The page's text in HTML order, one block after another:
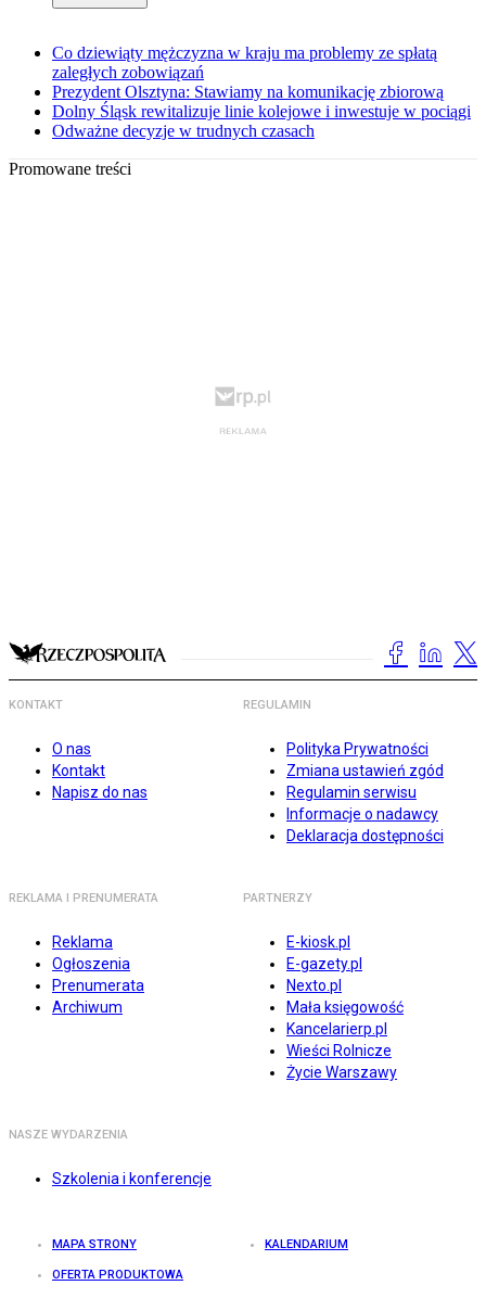
Co dziewiąty mężczyzna w kraju ma problemy ze spłatą
zaległych zobowiązań
Prezydent Olsztyna: Stawiamy na komunikację zbiorową
Dolny Śląsk rewitalizuje linie kolejowe i inwestuje w pociągi
Odważne decyzje w trudnych czasach
Promowane treści
KONTAKT
O nas
Kontakt
Napisz do nas
REGULAMIN
Polityka Prywatności
Zmiana ustawień zgód
Regulamin serwisu
Informacje o nadawcy
Deklaracja dostępności
REKLAMA I PRENUMERATA
Reklama
Ogłoszenia
Prenumerata
Archiwum
PARTNERZY
E-kiosk.pl
E-gazety.pl
Nexto.pl
Mała księgowość
Kancelarierp.pl
Wieści Rolnicze
Życie Warszawy
NASZE WYDARZENIA
Szkolenia i konferencje
MAPA STRONY KALENDARIUM
OFERTA PRODUKTOWA